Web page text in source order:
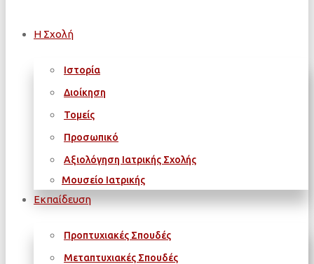
Η Σχολή
Ιστορία
Διοίκηση
Τομείς
Προσωπικό
Αξιολόγηση Ιατρικής Σχολής
Μουσείο Ιατρικής
Εκπαίδευση
Προπτυχιακές Σπουδές
Μεταπτυχιακές Σπουδές